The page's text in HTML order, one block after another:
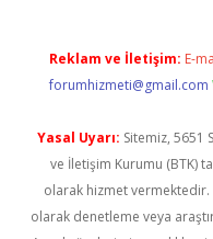
Reklam ve İletişim: E-
forumhizmeti@gmail.com
Yasal Uyarı: Sitemiz, 5651
ve İletişim Kurumu (BTK)
olarak hizmet
olarak denetleme veya